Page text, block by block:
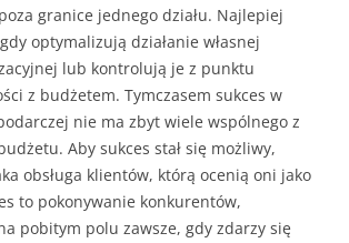
granice jednego działu. Najlepiej
optymalizują dzia­łanie własnej
lub kontrolują je z punktu
z budżetem. Tymczasem sukces w
nie ma zbyt wiele wspólnego z
Aby sukces stał się możliwy,
obsługa klientów, którą ocenią oni jako
to pokonywanie konkurentów,
pobitym polu zawsze, gdy zdarzy się